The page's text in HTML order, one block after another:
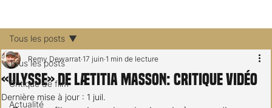
Tous les posts
Critique de film
Actualité
Tous les posts
«Ulysse» de Lætitia Masson: critique vidéo
Remy Dewarrat 17 juin 1 min de lecture
Dernière mise à jour : 1 juil.